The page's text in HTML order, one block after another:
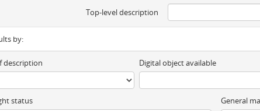
Top-level description
by:
description Digital object available
status General